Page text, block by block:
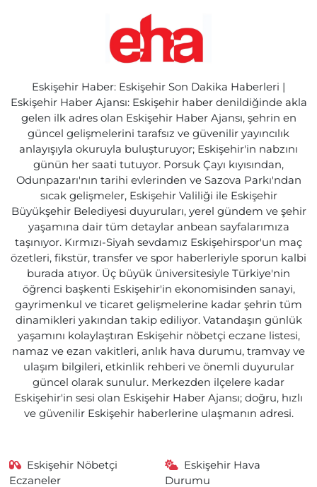
Eskişehir Haber: Eskişehir Son Dakika Haberleri |
Eskişehir Haber Ajansı: Eskişehir haber denildiğinde akla
gelen ilk adres olan Eskişehir Haber Ajansı, şehrin en
güncel gelişmelerini tarafsız ve güvenilir yayıncılık
anlayışıyla okuruyla buluşturuyor; Eskişehir'in nabzını
günün her saati tutuyor. Porsuk Çayı kıyısından,
Odunpazarı'nın tarihi evlerinden ve Sazova Parkı'ndan
sıcak gelişmeler, Eskişehir Valiliği ile Eskişehir
Büyükşehir Belediyesi duyuruları, yerel gündem ve şehir
yaşamına dair tüm detaylar anbean sayfalarımıza
taşınıyor. Kırmızı-Siyah sevdamız Eskişehirspor'un maç
özetleri, fikstür, transfer ve spor haberleriyle sporun kalbi
burada atıyor. Üç büyük üniversitesiyle Türkiye'nin
öğrenci başkenti Eskişehir'in ekonomisinden sanayi,
gayrimenkul ve ticaret gelişmelerine kadar şehrin tüm
dinamikleri yakından takip ediliyor. Vatandaşın günlük
yaşamını kolaylaştıran Eskişehir nöbetçi eczane listesi,
namaz ve ezan vakitleri, anlık hava durumu, tramvay ve
ulaşım bilgileri, etkinlik rehberi ve önemli duyurular
güncel olarak sunulur. Merkezden ilçelere kadar
Eskişehir'in sesi olan Eskişehir Haber Ajansı; doğru, hızlı
ve güvenilir Eskişehir haberlerine ulaşmanın adresi.
Eskişehir Nöbetçi
Eczaneler
Eskişehir Hava
Durumu